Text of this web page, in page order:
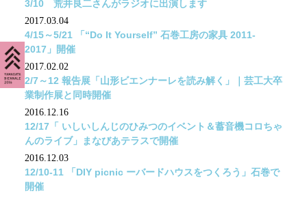
3/10 荒井良二さんがラジオに出演します
2017.03.04
4/15～5/21 「“Do It Yourself” 石巻工房の家具 2011-
2017」開催
2017.02.02
2/7～12 報告展「山形ビエンナーレを読み解く」｜芸工大卒
業制作展と同時開催
2016.12.16
12/17「 いしいしんじのひみつのイベント＆蓄音機コロちゃ
んのライブ」まなびあテラスで開催
2016.12.03
12/10-11 「DIY picnic ーバードハウスをつくろう」石巻で
開催